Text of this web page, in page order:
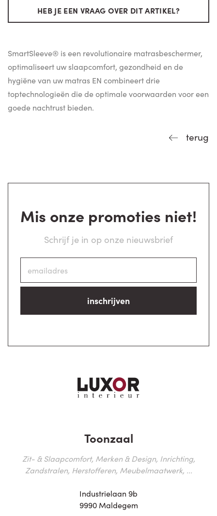
HEB JE EEN VRAAG OVER DIT ARTIKEL?
SmartSleeve® is een revolutionaire matrasbeschermer,
optimaliseert uw slaapcomfort, gezondheid en de
hygiëne van uw matras EN combineert drie
toptechnologieën die de optimale voorwaarden voor een
goede nachtrust bieden.
terug
Mis onze promoties niet!
Schrijf je in op onze nieuwsbrief
inschrijven
Toonzaal
Zit- & Slaapcomfort, Merken & Design, Inrichting,
Zandstralen, Herstofferen, Meubelmaatwerk, ...
Industrielaan 9b
9990 Maldegem